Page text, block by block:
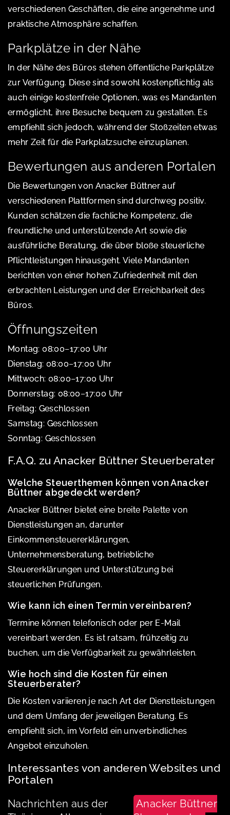
verschiedenen Geschäften, die eine angenehme und
praktische Atmosphäre schaffen.
Parkplätze in der Nähe
In der Nähe des Büros stehen öffentliche Parkplätze
zur Verfügung. Diese sind sowohl kostenpflichtig als
auch einige kostenfreie Optionen, was es Mandanten
ermöglicht, ihre Besuche bequem zu gestalten. Es
empfiehlt sich jedoch, während der Stoßzeiten etwas
mehr Zeit für die Parkplatzsuche einzuplanen.
Bewertungen aus anderen Portalen
Die Bewertungen von Anacker Büttner auf
verschiedenen Plattformen sind durchweg positiv.
Kunden schätzen die fachliche Kompetenz, die
freundliche und unterstützende Art sowie die
ausführliche Beratung, die über bloße steuerliche
Pflichtleistungen hinausgeht. Viele Mandanten
berichten von einer hohen Zufriedenheit mit den
erbrachten Leistungen und der Erreichbarkeit des
Büros.
Öffnungszeiten
Montag: 08:00–17:00 Uhr
Dienstag: 08:00–17:00 Uhr
Mittwoch: 08:00–17:00 Uhr
Donnerstag: 08:00–17:00 Uhr
Freitag: Geschlossen
Samstag: Geschlossen
Sonntag: Geschlossen
F.A.Q. zu Anacker Büttner Steuerberater
Welche Steuerthemen können von Anacker
Büttner abgedeckt werden?
Anacker Büttner bietet eine breite Palette von
Dienstleistungen an, darunter
Einkommensteuererklärungen,
Unternehmensberatung, betriebliche
Steuererklärungen und Unterstützung bei
steuerlichen Prüfungen.
Wie kann ich einen Termin vereinbaren?
Termine können telefonisch oder per E-Mail
vereinbart werden. Es ist ratsam, frühzeitig zu
buchen, um die Verfügbarkeit zu gewährleisten.
Wie hoch sind die Kosten für einen
Steuerberater?
Die Kosten variieren je nach Art der Dienstleistungen
und dem Umfang der jeweiligen Beratung. Es
empfiehlt sich, im Vorfeld ein unverbindliches
Angebot einzuholen.
Interessantes von anderen Websites und
Portalen
Nachrichten aus der
Anacker Büttner